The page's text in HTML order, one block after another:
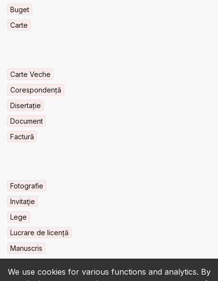
We use cookies for various functions and analytics. By
Buget
Carte
Carte Veche
Corespondență
Disertație
Document
Factură
Fotografie
Invitaţie
Lege
Lucrare de licență
Manuscris